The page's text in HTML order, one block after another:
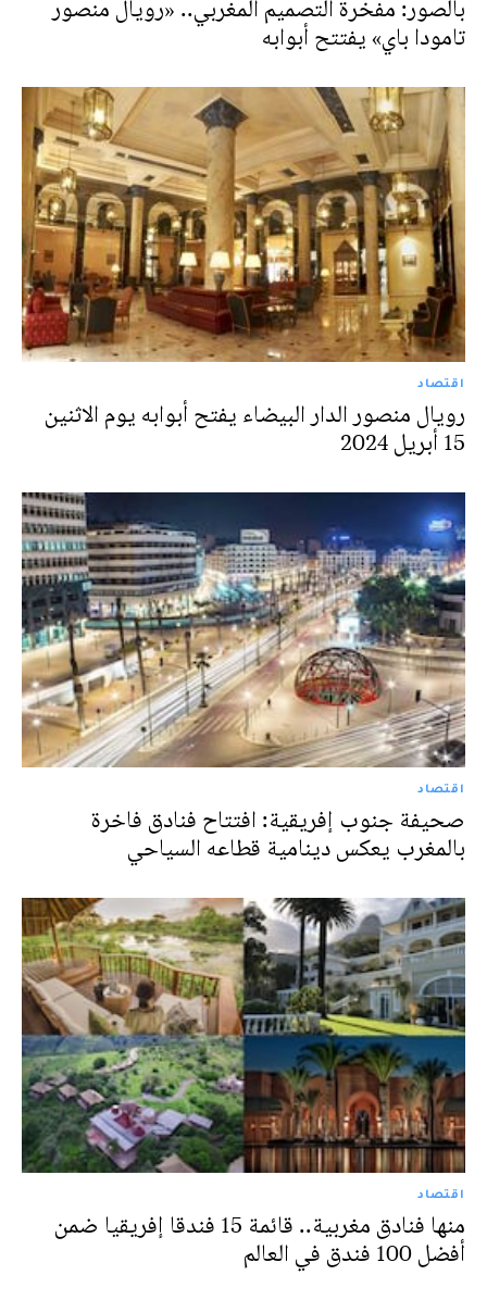
بالصور: مفخرة التصميم المغربي.. «رويال منصور
تامودا باي» يفتتح أبوابه
اقتصاد
رويال منصور الدار البيضاء يفتح أبوابه يوم الاثنين
15 أبريل 2024
اقتصاد
صحيفة جنوب إفريقية: افتتاح فنادق فاخرة
بالمغرب يعكس دينامية قطاعه السياحي
اقتصاد
منها فنادق مغربية.. قائمة 15 فندقا إفريقيا ضمن
أفضل 100 فندق في العالم